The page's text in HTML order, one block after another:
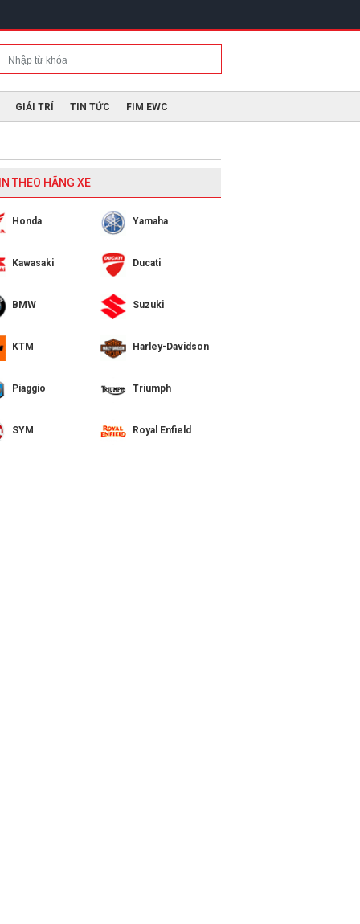
GIẢI TRÍ TIN TỨC FIM EWC
THEO HÃNG XE
Honda Yamaha
Kawasaki Ducati
BMW Suzuki
KTM Harley-Davidson
Piaggio Triumph
SYM Royal Enfield